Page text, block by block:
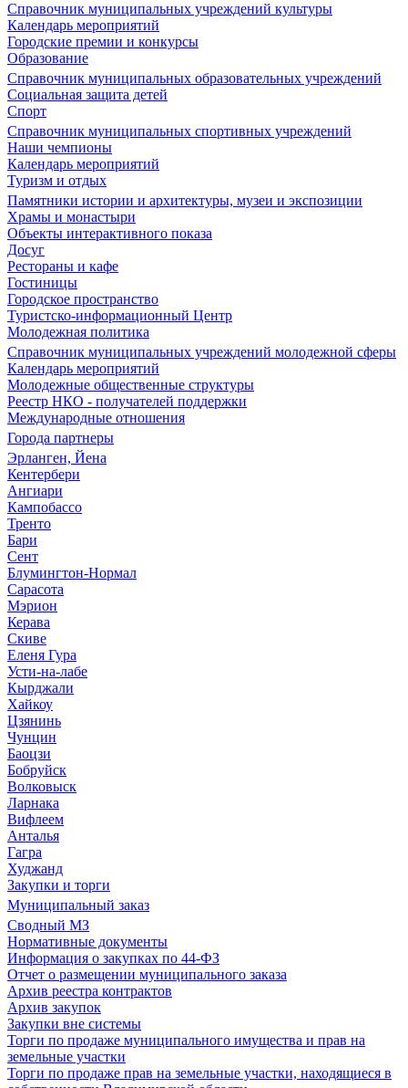
Справочник муниципальных учреждений культуры
Календарь мероприятий
Городские премии и конкурсы
Образование
Справочник муниципальных образовательных учреждений
Социальная защита детей
Спорт
Справочник муниципальных спортивных учреждений
Наши чемпионы
Календарь мероприятий
Туризм и отдых
Памятники истории и архитектуры, музеи и экспозиции
Храмы и монастыри
Объекты интерактивного показа
Досуг
Рестораны и кафе
Гостиницы
Городское пространство
Туристско-информационный Центр
Молодежная политика
Справочник муниципальных учреждений молодежной сферы
Календарь мероприятий
Молодежные общественные структуры
Реестр НКО - получателей поддержки
Международные отношения
Города партнеры
Эрланген, Йена
Кентербери
Ангиари
Кампобассо
Тренто
Бари
Сент
Блумингтон-Нормал
Сарасота
Мэрион
Керава
Скиве
Еленя Гура
Усти-на-лабе
Кырджали
Хайкоу
Цзянинь
Чунцин
Баоцзи
Бобруйск
Волковыск
Ларнака
Вифлеем
Анталья
Гагра
Худжанд
Закупки и торги
Муниципальный заказ
Сводный МЗ
Нормативные документы
Информация о закупках по 44-ФЗ
Отчет о размещении муниципального заказа
Архив реестра контрактов
Архив закупок
Закупки вне системы
Торги по продаже муниципального имущества и прав на
земельные участки
Торги по продаже прав на земельные участки, находящиеся в